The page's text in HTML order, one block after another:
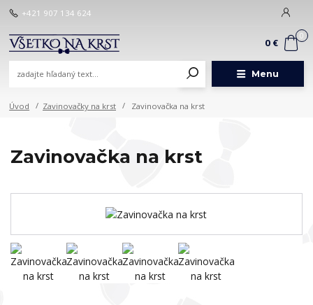
Menu
+421 907 134 624
0
0 €
Úvod Zavinovačky na krst Zavinovačka na krst
Zavinovačka na krst